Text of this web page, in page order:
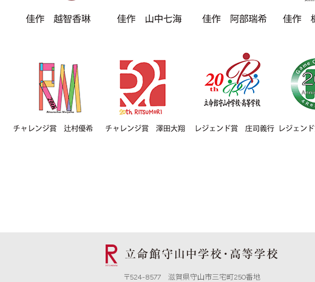
〒524-8577 滋賀県守山市三宅町250番地